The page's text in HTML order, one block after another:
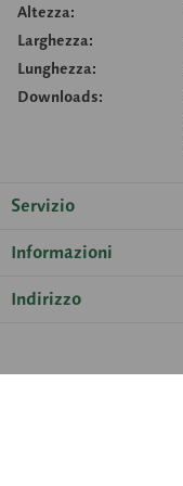
Altezza:
Larghezza:
Lunghezza:
Downloads:
Servizio
Informazioni
Indirizzo